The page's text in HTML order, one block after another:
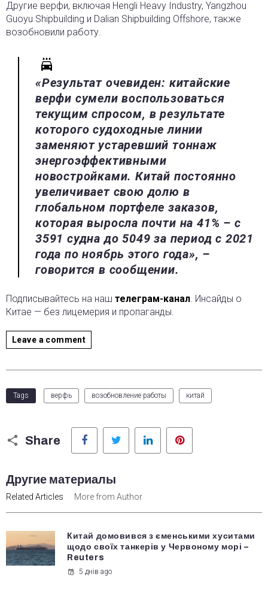
Другие верфи, включая Hengli Heavy Industry, Yangzhou
Guoyu Shipbuilding и Dalian Shipbuilding Offshore, также
возобновили работу.
«Результат очевиден: китайские
верфи сумели воспользоваться
текущим спросом, в результате
которого судоходные линии
заменяют устаревший тоннаж
энергоэффективными
новостройками. Китай постоянно
увеличивает свою долю в
глобальном портфеле заказов,
которая выросла почти на 41% – с
3591 судна до 5049 за период с 2021
года по ноябрь этого года», –
говорится в сообщении.
Подписывайтесь на наш телеграм-канал. Инсайды о
Китае — без лицемерия и пропаганды.
Leave a comment
Tags верфь возобновление работы китай
Share
Facebook Twitter LinkedIn
Другие материалы
Related Articles More from Author
Китай домовився з єменськими хуситами
щодо своїх танкерів у Червоному морі –
Reuters
5 днів ago